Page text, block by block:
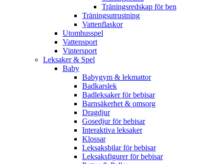
Träningsredskap för ben
Träningsutrustning
Vattenflaskor
Utomhusspel
Vattensport
Vintersport
Leksaker & Spel
Baby
Babygym & lekmattor
Badkarslek
Badleksaker för bebisar
Barnsäkerhet & omsorg
Dragdjur
Gosedjur för bebisar
Interaktiva leksaker
Klossar
Leksaksbilar för bebisar
Leksaksfigurer för bebisar